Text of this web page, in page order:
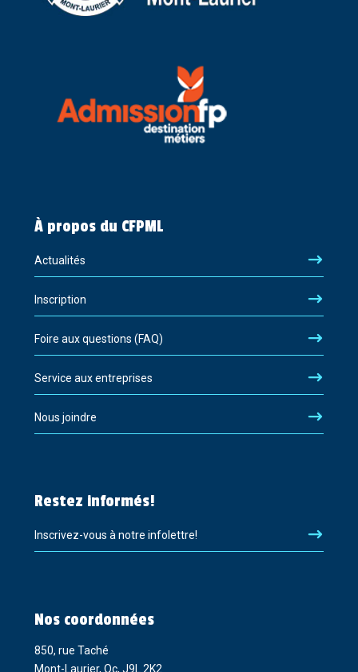
À propos du CFPML
Actualités
Inscription
Foire aux questions (FAQ)
Service aux entreprises
Nous joindre
Restez informés!
Inscrivez-vous à notre infolettre!
Nos coordonnées
850, rue Taché
Mont-Laurier, Qc, J9L 2K2